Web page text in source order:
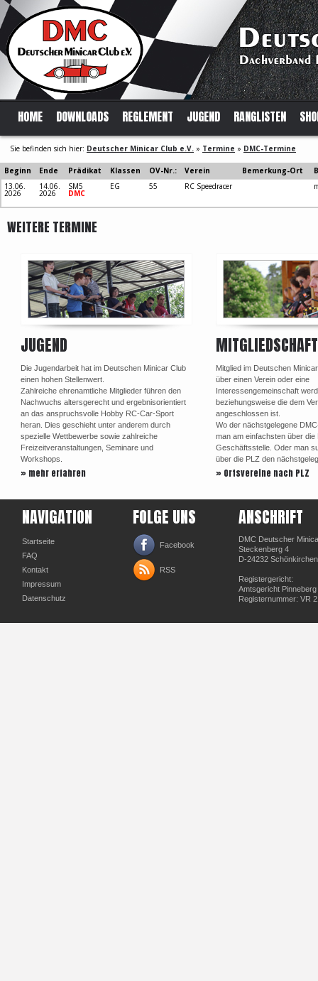
HOME DOWNLOADS REGLEMENT JUGEND RANGLISTEN
Sie befinden sich hier: Deutscher Minicar Club e.V. » Termine » DMC-Termine
Beginn Ende Prädikat Klassen OV-Nr.: Verein Bemerkung-Ort
13.06.
2026
14.06.
2026
SM5
DMC
EG 55 RC Speedracer
WEITERE TERMINE
JUGEND
Die Jugendarbeit hat im Deutschen Minicar Club
einen hohen Stellenwert.
Zahlreiche ehrenamtliche Mitglieder führen den
Nachwuchs altersgerecht und ergebnisorientiert
an das anspruchsvolle Hobby RC-Car-Sport
heran. Dies geschieht unter anderem durch
spezielle Wettbewerbe sowie zahlreiche
Freizeitveranstaltungen, Seminare und
Workshops.
» mehr erfahren
MITGLIEDSCHAFT
Mitglied im Deutschen
über einen Verein oder eine
Interessengemeinschaft
beziehungsweise die dem
angeschlossen ist.
Wo der nächstgelegene
man am einfachsten über die
Geschäftsstelle. Oder man
über die PLZ den
» Ortsvereine nach PLZ
NAVIGATION
Startseite
FAQ
Kontakt
Impressum
Datenschutz
FOLGE UNS
Facebook
RSS
ANSCHRIFT
DMC Deutscher
Steckenberg 4
D-24232 Schönkirchen
Registergericht:
Amtsgericht Pinneberg
Registernummer: VR